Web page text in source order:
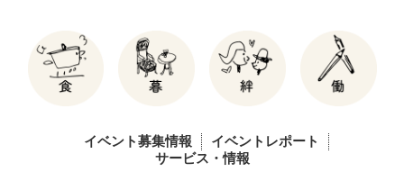
イベント募集情報
イベントレポート
サービス・情報